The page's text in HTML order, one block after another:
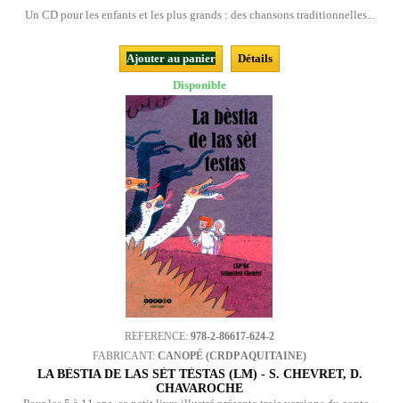
Un CD pour les enfants et les plus grands : des chansons traditionnelles...
Ajouter au panier
Détails
Disponible
REFERENCE: 978-2-86617-624-2
FABRICANT: CANOPÉ (CRDP AQUITAINE)
LA BÈSTIA DE LAS SÈT TÈSTAS (LM) - S. CHEVRET, D.
CHAVAROCHE